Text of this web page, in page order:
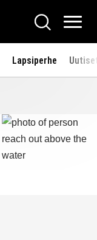
Hae
Lapsiperhe